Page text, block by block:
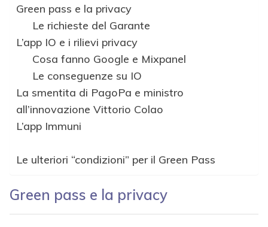
Green pass e la privacy
Le richieste del Garante
L’app IO e i rilievi privacy
Cosa fanno Google e Mixpanel
Le conseguenze su IO
La smentita di PagoPa e ministro
all’innovazione Vittorio Colao
L’app Immuni
Le ulteriori “condizioni” per il Green Pass
Green pass e la privacy